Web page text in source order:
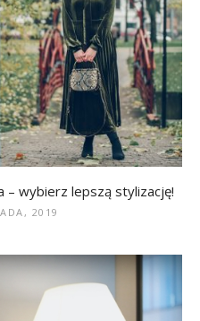
– wybierz lepszą stylizację!
2019